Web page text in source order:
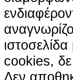
cookies,
Δεν